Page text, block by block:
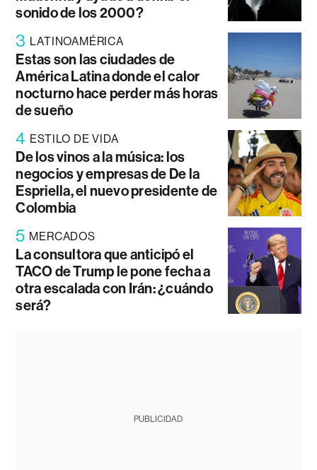
sonido de los 2000?
3 LATINOAMÉRICA
Estas son las ciudades de
América Latina donde el calor
nocturno hace perder más horas
de sueño
4 ESTILO DE VIDA
De los vinos a la música: los
negocios y empresas de De la
Espriella, el nuevo presidente de
Colombia
5 MERCADOS
La consultora que anticipó el
TACO de Trump le pone fecha a
otra escalada con Irán: ¿cuándo
será?
PUBLICIDAD